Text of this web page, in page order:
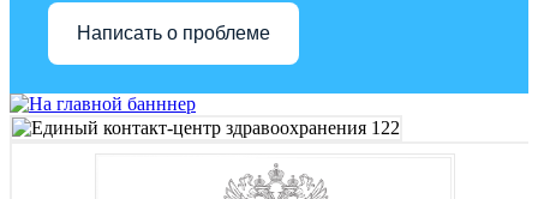
Написать о проблеме